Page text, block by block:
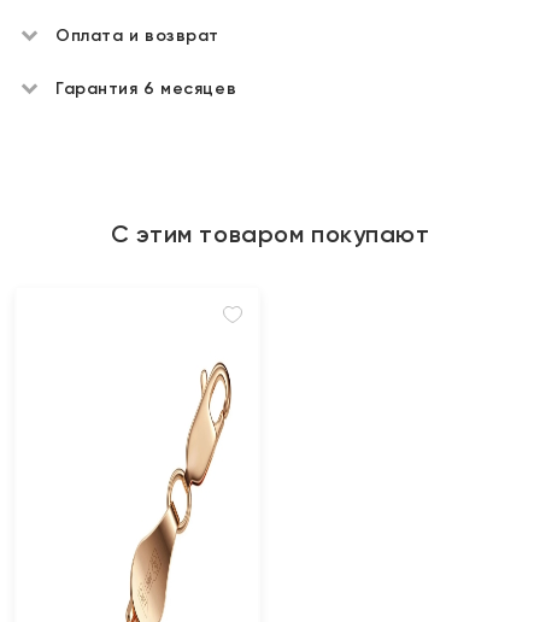
Оплата и возврат
Гарантия 6 месяцев
С этим товаром покупают